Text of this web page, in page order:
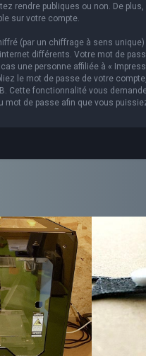
rendre publiques ou non. De
sur votre compte.
(par un chiffrage à sens
différents. Votre mot de
une personne affiliée à «
le mot de passe de votre
Cette fonctionnalité vous
mot de passe afin que vous